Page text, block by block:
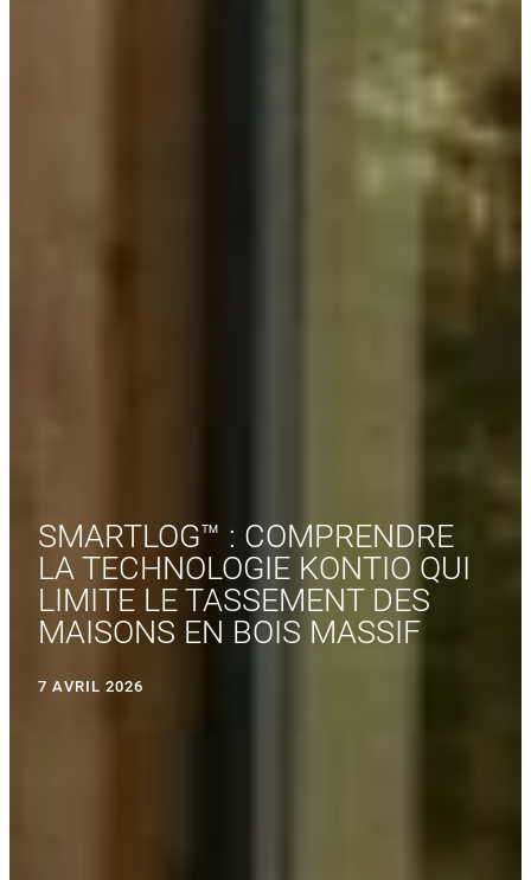
SMARTLOG™ : COMPRENDRE
LA TECHNOLOGIE KONTIO QUI
LIMITE LE TASSEMENT DES
MAISONS EN BOIS MASSIF
7 AVRIL 2026